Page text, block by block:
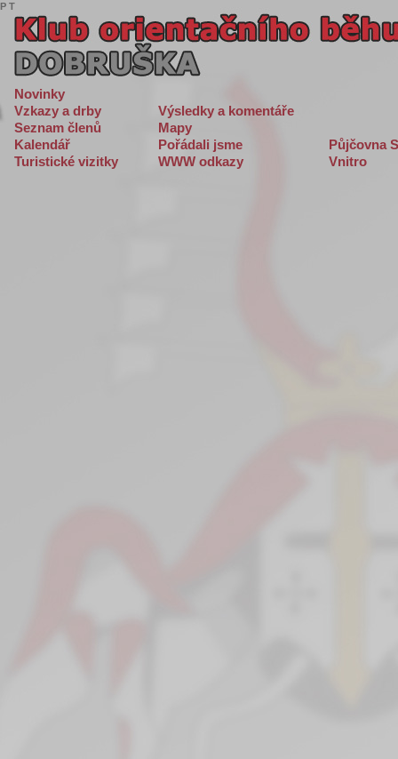
Novinky
Vzkazy a drby
Výsledky a komentáře
Seznam členů
Mapy
Kalendář
Pořádali jsme
Půjčovna
Turistické vizitky
WWW odkazy Vnitro
P T